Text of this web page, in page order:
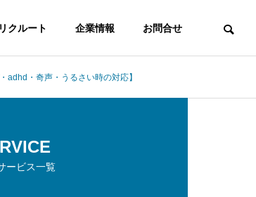
リクルート 企業情報 お問合せ
adhd・奇声・うるさい時の対応】
ービス一覧